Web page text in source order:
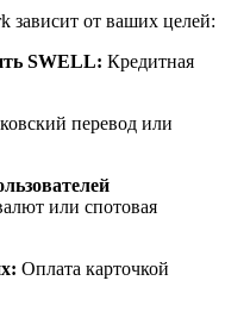
прибыли и комиссиями
зависит от ваших целей:
SWELL: Кредитная
перевод или
или спотовая
Оплата карточкой